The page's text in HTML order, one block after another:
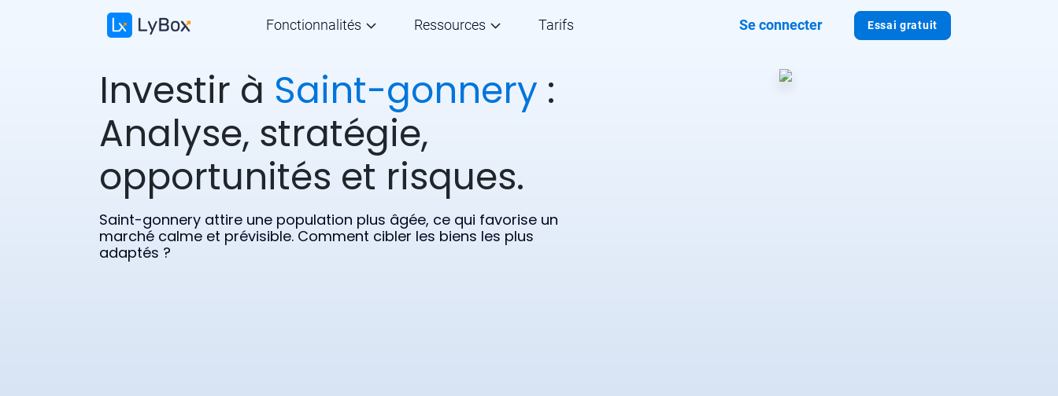
Essai gratuit
Fonctionnalités Ressources Tarifs Se connecter
Investir à Saint-gonnery :
Analyse, stratégie,
opportunités et risques.
Saint-gonnery attire une population plus âgée, ce qui favorise un
marché calme et prévisible. Comment cibler les biens les plus
adaptés ?